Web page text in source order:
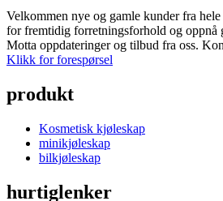
Velkommen nye og gamle kunder fra
for fremtidig forretningsforhold og oppnå
Motta oppdateringer og tilbud fra oss.
Klikk for forespørsel
produkt
Kosmetisk kjøleskap
minikjøleskap
bilkjøleskap
hurtiglenker